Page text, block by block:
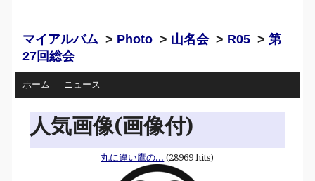
マイアルバム > Photo > 山名会> R05 >第
27回総会
ホーム ニュース
人気画像(画像付)
丸に違い鷹の... (28969 hits)